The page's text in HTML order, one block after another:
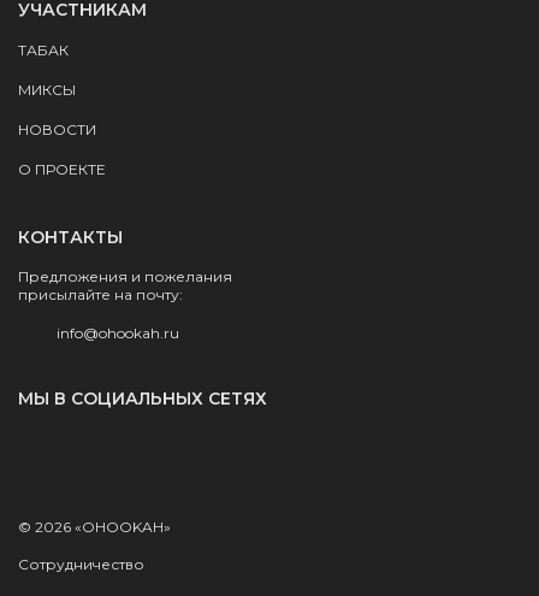
УЧАСТНИКАМ
ТАБАК
МИКСЫ
НОВОСТИ
О ПРОЕКТЕ
КОНТАКТЫ
Предложения и пожелания
присылайте на почту:
info@ohookah.ru
МЫ В СОЦИАЛЬНЫХ СЕТЯХ
© 2026 «OHOOKAH»
Сотрудничество